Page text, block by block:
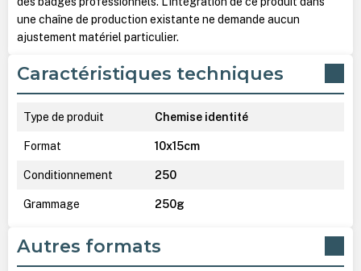
une chaîne de production existante ne demande aucun
ajustement matériel particulier.
Caractéristiques techniques
Type de produit Chemise identité
Format 10x15cm
Conditionnement 250
Grammage 250g
Autres formats